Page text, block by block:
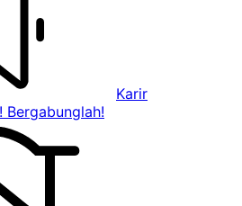
Karir
Bergabunglah!